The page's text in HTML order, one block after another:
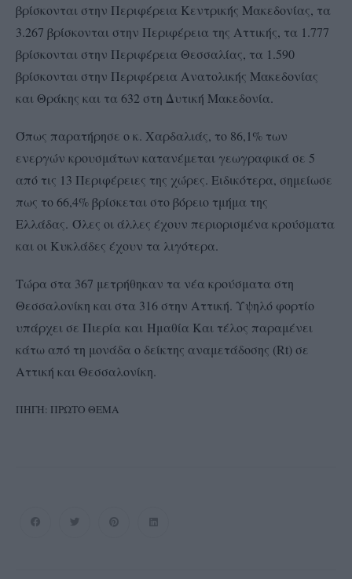
βρίσκονται στην Περιφέρεια Κεντρικής Μακεδονίας, τα
3.267 βρίσκονται στην Περιφέρεια της Αττικής, τα 1.777
βρίσκονται στην Περιφέρεια Θεσσαλίας, τα 1.590
βρίσκονται στην Περιφέρεια Ανατολικής Μακεδονίας
και Θράκης και τα 632 στη Δυτική Μακεδονία.
Όπως παρατήρησε ο κ. Χαρδαλιάς, το 86,1% των
ενεργών κρουσμάτων κατανέμεται γεωγραφικά σε 5
από τις 13 Περιφέρειες της χώρες. Ειδικότερα, σημείωσε
πως το 66,4% βρίσκεται στο βόρειο τμήμα της
Ελλάδας. Όλες οι άλλες έχουν περιορισμένα κρούσματα
και οι Κυκλάδες έχουν τα λιγότερα.
Τώρα στα 367 μετρήθηκαν τα νέα κρούσματα στη
Θεσσαλονίκη και στα 316 στην Αττική. Υψηλό φορτίο
υπάρχει σε Πιερία και Ημαθία Και τέλος παραμένει
κάτω από τη μονάδα ο δείκτης αναμετάδοσης (Rt) σε
Αττική και Θεσσαλονίκη.
ΠΗΓΗ: ΠΡΩΤΟ ΘΕΜΑ